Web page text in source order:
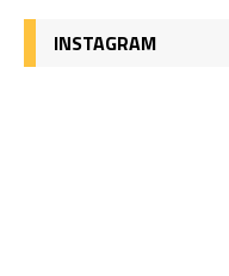
INSTAGRAM